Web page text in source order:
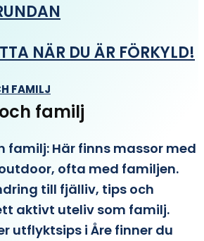
NÄR DU ÄR FÖRKYLD!
FAMILJ
familj
familj: Här finns massor med
ofta med familjen.
till fjälliv, tips och
aktivt uteliv som familj.
utflyktsips i Åre finner du